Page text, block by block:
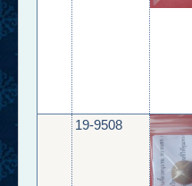
19-9508